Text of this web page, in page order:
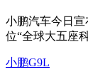
小鹏汽车今日
位“全球大五座
小鹏G9L